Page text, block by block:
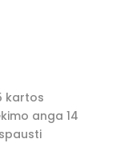
kartos
anga 14